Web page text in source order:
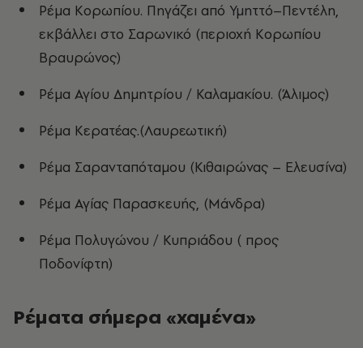
Ρέμα Κορωπίου. Πηγάζει από Υμηττό–Πεντέλη,
εκβάλλει στο Σαρωνικό (περιοχή Κορωπίου
Βραυρώνος)
Ρέμα Αγίου Δημητρίου / Καλαμακίου. (Άλιμος)
Ρέμα Κερατέας.(Λαυρεωτική)
Ρέμα Σαρανταπόταμου (Κιθαιρώνας – Ελευσίνα)
Ρέμα Αγίας Παρασκευής, (Μάνδρα)
Ρέμα Πολυγώνου / Κυπριάδου ( προς
Ποδονίφτη)
Ρέματα σήμερα «χαμένα»